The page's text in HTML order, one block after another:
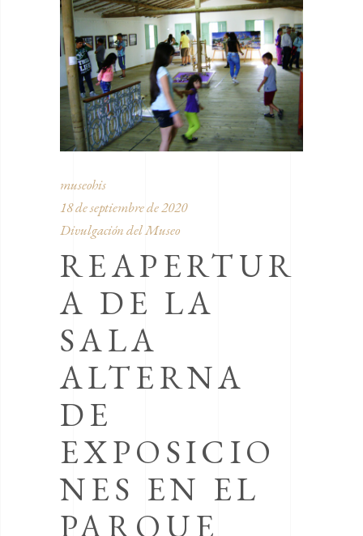
museohis
18 de septiembre de 2020
Divulgación del Museo
REAPERTUR
A DE LA
SALA
ALTERNA
DE
EXPOSICIO
NES EN EL
PARQUE